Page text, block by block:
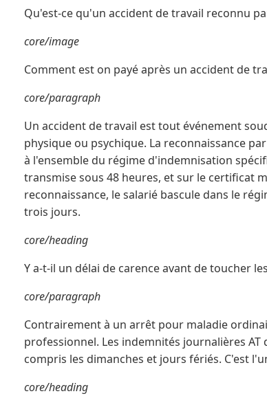
Qu'est-ce qu'un accident de travail reconnu
core/image
Comment est on payé après un accident de
core/paragraph
Un accident de travail est tout événement
physique ou psychique. La reconnaissance
à l'ensemble du régime d'indemnisation
transmise sous 48 heures, et sur le certificat
reconnaissance, le salarié bascule dans le
trois jours.
core/heading
Y a-t-il un délai de carence avant de toucher
core/paragraph
Contrairement à un arrêt pour maladie
professionnel. Les indemnités journalières
compris les dimanches et jours fériés. C'est
core/heading